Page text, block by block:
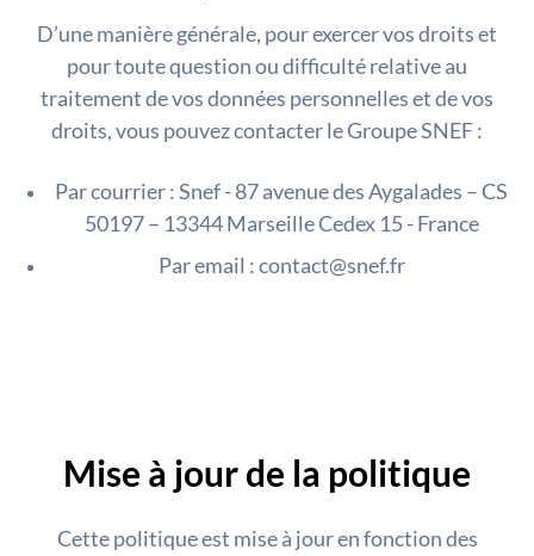
D’une manière générale, pour exercer vos droits et
pour toute question ou difficulté relative au
traitement de vos données personnelles et de vos
droits, vous pouvez contacter le Groupe SNEF :
Par courrier : Snef - 87 avenue des Aygalades – CS
50197 – 13344 Marseille Cedex 15 - France
Par email : contact@snef.fr
Mise à jour de la politique
Cette politique est mise à jour en fonction des